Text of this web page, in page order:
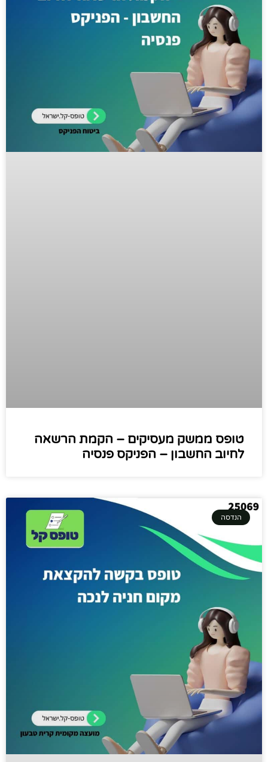
טופס ממשק מעסיקים – הקמת הרשאה
לחיוב החשבון – הפניקס פנסיה
הנדסה